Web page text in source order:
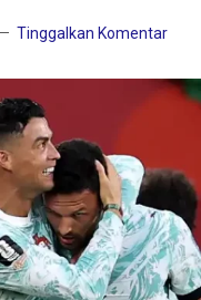
Tinggalkan Komentar